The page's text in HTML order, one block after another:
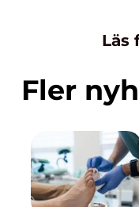
Läs
Fler